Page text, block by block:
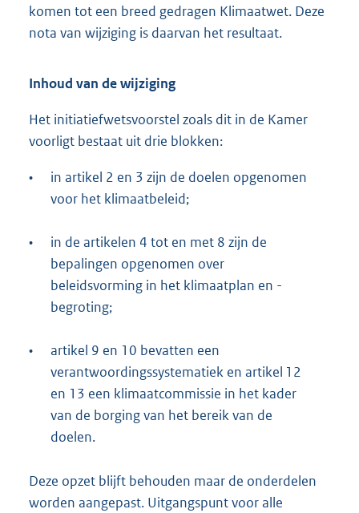
komen tot een breed gedragen Klimaatwet. Deze
nota van wijziging is daarvan het resultaat.
Inhoud van de wijziging
Het initiatiefwetsvoorstel zoals dit in de Kamer
voorligt bestaat uit drie blokken:
•
in artikel 2 en 3 zijn de doelen opgenomen
voor het klimaatbeleid;
•
in de artikelen 4 tot en met 8 zijn de
bepalingen opgenomen over
beleidsvorming in het klimaatplan en -
begroting;
•
artikel 9 en 10 bevatten een
verantwoordingssystematiek en artikel 12
en 13 een klimaatcommissie in het kader
van de borging van het bereik van de
doelen.
Deze opzet blijft behouden maar de onderdelen
worden aangepast. Uitgangspunt voor alle